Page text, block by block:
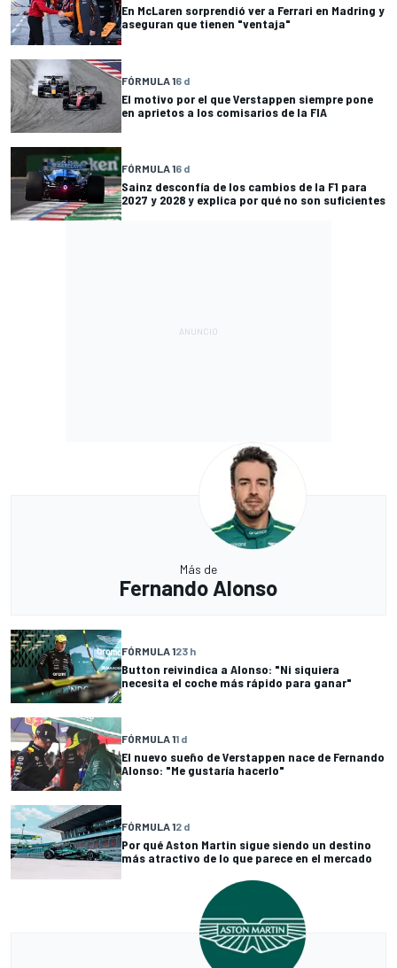
En McLaren sorprendió ver a Ferrari en Madring y
aseguran que tienen "ventaja"
FÓRMULA 16 d
El motivo por el que Verstappen siempre pone
en aprietos a los comisarios de la FIA
FÓRMULA 16 d
Sainz desconfía de los cambios de la F1 para
2027 y 2028 y explica por qué no son suficientes
Más de
Fernando Alonso
FÓRMULA 123 h
Button reivindica a Alonso: "Ni siquiera
necesita el coche más rápido para ganar"
FÓRMULA 11 d
El nuevo sueño de Verstappen nace de Fernando
Alonso: "Me gustaría hacerlo"
FÓRMULA 12 d
Por qué Aston Martin sigue siendo un destino
más atractivo de lo que parece en el mercado